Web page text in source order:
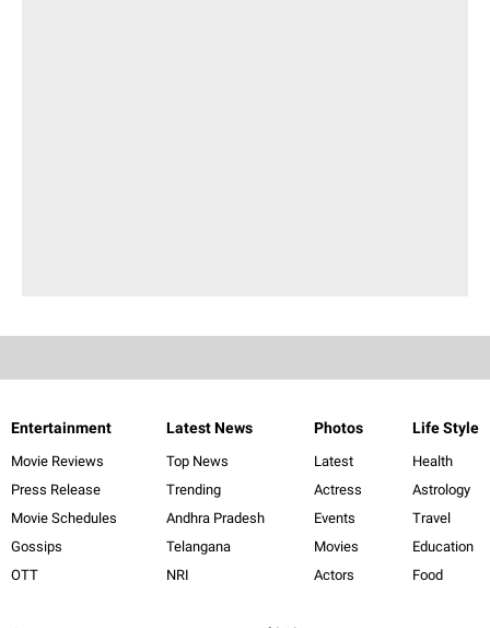
Entertainment
Movie Reviews
Press Release
Movie Schedules
Gossips
OTT
Latest News
Top News
Trending
Andhra Pradesh
Telangana
NRI
Photos
Latest
Actress
Events
Movies
Actors
Life Style
Health
Astrology
Travel
Education
Food